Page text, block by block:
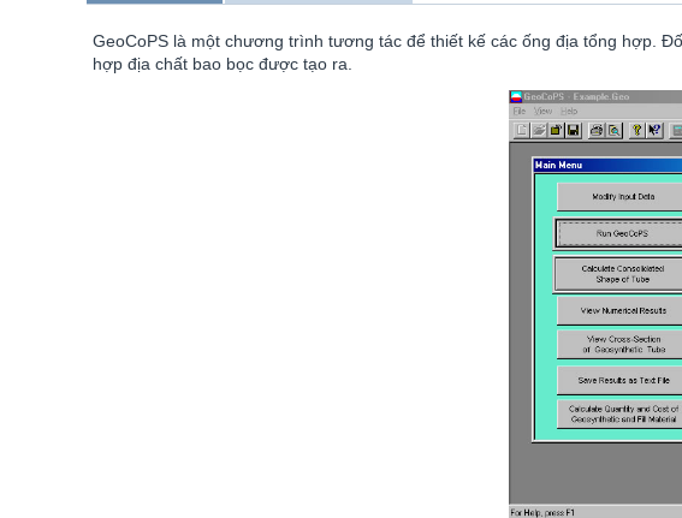
GeoCoPS là một chương trình tương tác để thiết kế các ống địa tổng hợp.
hợp địa chất bao bọc được tạo ra.